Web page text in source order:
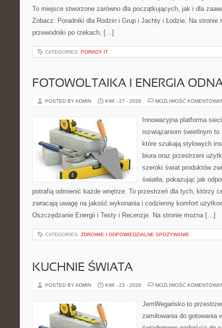
To miejsce stworzone zarówno dla początkujących, jak i dla
Zobacz: Poradniki dla Rodzin i Grup i Jachty i Łodzie. Na stronie
przewodniki po rzekach, […]
CATEGORIES: PORADY IT
FOTOWOLTAIKA I ENERGIA
POSTED BY ADMIN KWI - 27 - 2026 MOŻLIWOŚĆ
Innowacyjna platforma
rozwiązaniom świetlnym
które szukają stylowych
biura oraz przestrzeni
szeroki świat produktów
światła, pokazując jak
potrafią odmienić każde wnętrze. To przestrzeń dla tych, którzy
zwracają uwagę na jakość wykonania i codzienny komfort
Oszczędzanie Energii i Testy i Recenzje. Na stronie można […]
CATEGORIES: ZDROWIE I ODPOWIEDZIALNE SPOŻYWANIE
KUCHNIE ŚWIATA
POSTED BY ADMIN KWI - 23 - 2026 MOŻLIWOŚĆ
JemWegańsko to
zamiłowania do gotowania